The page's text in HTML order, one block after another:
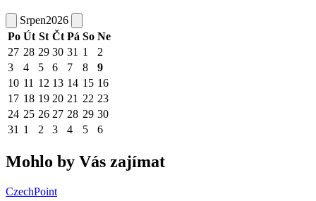
Srpen2026
Po Út St Čt Pá So Ne
27 28 29 30 31 1
2
3
4 5 6 7 8
9
10 11 12 13 14 15 16
17 18 19 20 21 22 23
24 25 26 27 28 29 30
31 1 2 3 4 5 6
Mohlo by Vás zajímat
CzechPoint